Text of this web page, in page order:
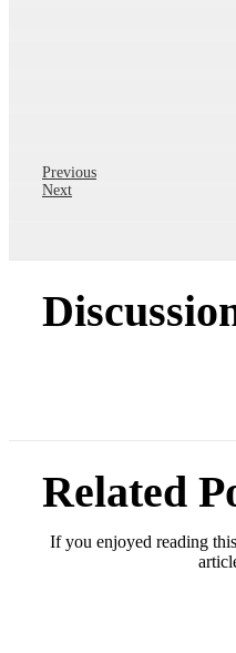
Previous
Next
Related
If you enjoyed reading